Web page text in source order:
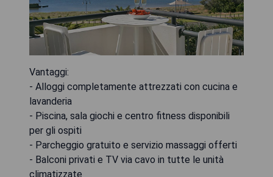
Vantaggi:
- Alloggi completamente attrezzati con cucina e
lavanderia
- Piscina, sala giochi e centro fitness disponibili
per gli ospiti
- Parcheggio gratuito e servizio massaggi offerti
- Balconi privati ​​e TV via cavo in tutte le unità
climatizzate